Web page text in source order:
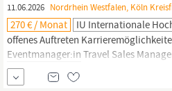
11.06.2026 Nordrhein Westfalen, Köln
270 € / Monat IU Internationale
offenes Auftreten
Eventmanager:in Travel Sales
Berufe Du fragst Dich, bei welchen
durchstarten kannst? Wir bieten Dir